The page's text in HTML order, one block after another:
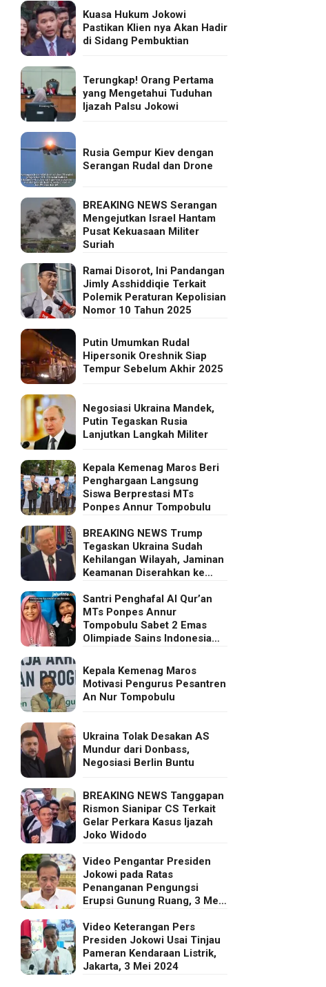
Kuasa Hukum Jokowi
Pastikan Klien nya Akan Hadir
di Sidang Pembuktian
Terungkap! Orang Pertama
yang Mengetahui Tuduhan
Ijazah Palsu Jokowi
Rusia Gempur Kiev dengan
Serangan Rudal dan Drone
BREAKING NEWS Serangan
Mengejutkan Israel Hantam
Pusat Kekuasaan Militer
Suriah
Ramai Disorot, Ini Pandangan
Jimly Asshiddiqie Terkait
Polemik Peraturan Kepolisian
Nomor 10 Tahun 2025
Putin Umumkan Rudal
Hipersonik Oreshnik Siap
Tempur Sebelum Akhir 2025
Negosiasi Ukraina Mandek,
Putin Tegaskan Rusia
Lanjutkan Langkah Militer
Kepala Kemenag Maros Beri
Penghargaan Langsung
Siswa Berprestasi MTs
Ponpes Annur Tompobulu
BREAKING NEWS Trump
Tegaskan Ukraina Sudah
Kehilangan Wilayah, Jaminan
Keamanan Diserahkan ke
Santri Penghafal Al Qur’an
MTs Ponpes Annur
Tompobulu Sabet 2 Emas
Olimpiade Sains Indonesia
Kepala Kemenag Maros
Motivasi Pengurus Pesantren
An Nur Tompobulu
Ukraina Tolak Desakan AS
Mundur dari Donbass,
Negosiasi Berlin Buntu
BREAKING NEWS Tanggapan
Rismon Sianipar CS Terkait
Gelar Perkara Kasus Ijazah
Joko Widodo
Video Pengantar Presiden
Jokowi pada Ratas
Penanganan Pengungsi
Erupsi Gunung Ruang, 3 Mei
Video Keterangan Pers
Presiden Jokowi Usai Tinjau
Pameran Kendaraan Listrik,
Jakarta, 3 Mei 2024